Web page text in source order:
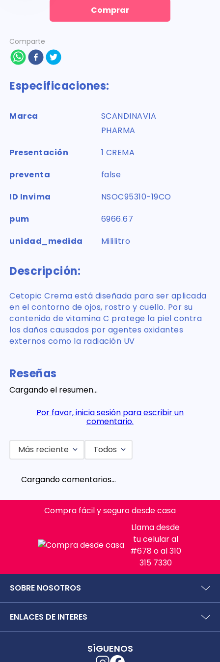
Comprar
Comparte
Especificaciones:
Marca
SCANDINAVIA
PHARMA
Presentación
1 CREMA
preventa
false
ID Invima
NSOC95310-19CO
pum
6966.67
unidad_medida
Mililitro
Descripción:
Cetopic Crema está diseñada para ser aplicada
en el contorno de ojos, rostro y cuello. Por su
contenido de vitamina C protege la piel contra
los daños causados por agentes oxidantes
externos como la radiación UV
Reseñas
Cargando el resumen…
Por favor, inicia sesión para escribir un
comentario.
Más reciente Todos
Cargando comentarios…
Compra fácil y seguro desde casa
Llama desde
tu celular al
#678 o al 310
315 7330
SOBRE NOSOTROS
Preguntas frecuentes
Políticas y términos de uso
Términos y condiciones puntos saludables
ENLACES DE INTERES
SÍGUENOS